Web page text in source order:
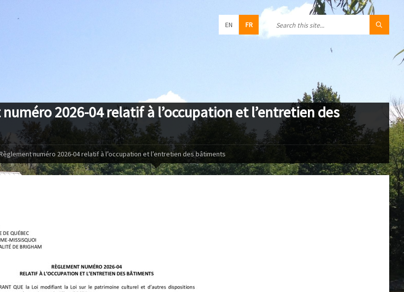
EN FR
2026-04 relatif à l’occupation et l’entretien des
numéro 2026-04 relatif à l’occupation et l’entretien des bâtiments